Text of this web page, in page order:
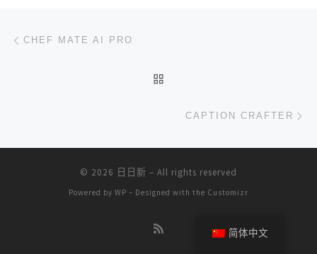
文章导航
CHEF MATE AI PRO
CAPTION CRAFTER
© 2026 日日新 – All rights reserved
Powered by WP – Designed with the Customizr
简体中文